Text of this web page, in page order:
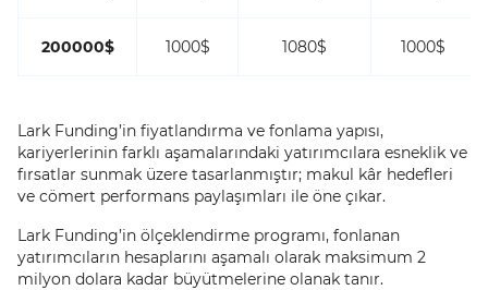
200000$ 1000$ 1080$ 1000$
Lark Funding’in fiyatlandırma ve fonlama yapısı,
kariyerlerinin farklı aşamalarındaki yatırımcılara esneklik ve
fırsatlar sunmak üzere tasarlanmıştır; makul kâr hedefleri
ve cömert performans paylaşımları ile öne çıkar.
Lark Funding’in ölçeklendirme programı, fonlanan
yatırımcıların hesaplarını aşamalı olarak maksimum 2
milyon dolara kadar büyütmelerine olanak tanır.